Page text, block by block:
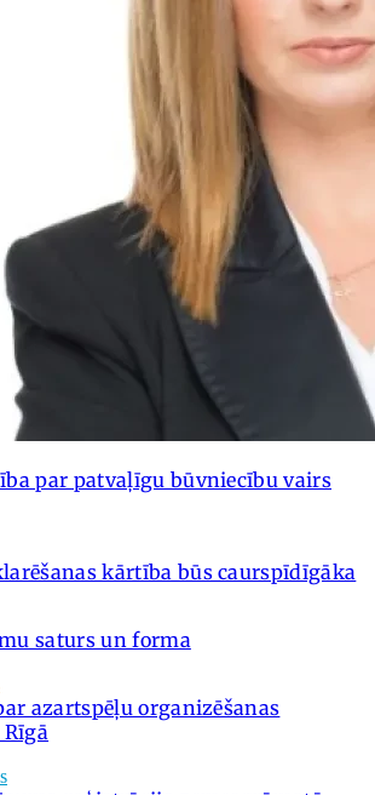
par patvaļīgu būvniecību vairs
kārtība būs caurspīdīgāka
saturs un forma
azartspēļu organizēšanas